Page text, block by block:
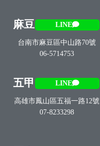
麻豆 LINE
台南市麻豆區中山路70號
06-5714753
五甲 LINE
高雄市鳳山區五福一路12號
07-8233298